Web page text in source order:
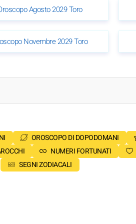
Agosto 2029 Toro
Novembre 2029 Toro
OROSCOPO DI DOPODOMANI
NUMERI FORTUNATI
SEGNI ZODIACALI